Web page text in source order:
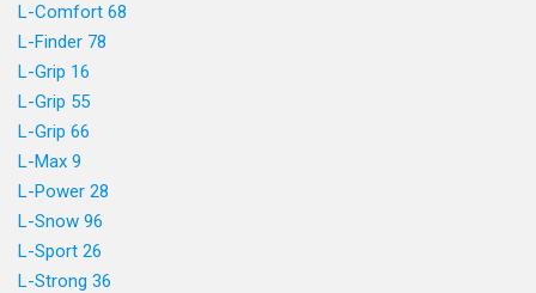
L-Comfort 68
L-Finder 78
L-Grip 16
L-Grip 55
L-Grip 66
L-Max 9
L-Power 28
L-Snow 96
L-Sport 26
L-Strong 36